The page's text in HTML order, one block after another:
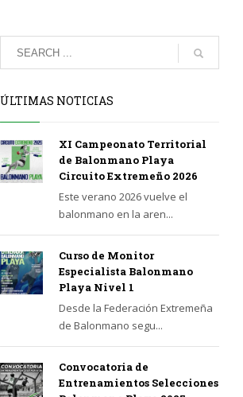
ÚLTIMAS NOTICIAS
XI Campeonato Territorial
de Balonmano Playa
Circuito Extremeño 2026
Este verano 2026 vuelve el
balonmano en la aren...
Curso de Monitor
Especialista Balonmano
Playa Nivel 1
Desde la Federación Extremeña
de Balonmano segu...
Convocatoria de
Entrenamientos Selecciones